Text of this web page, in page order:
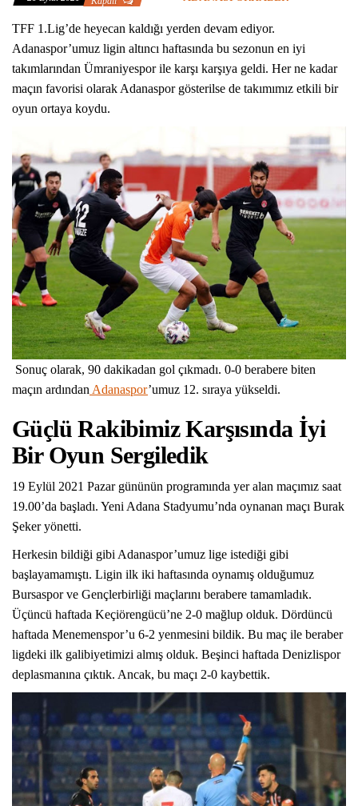
TFF 1.Lig’de heyecan kaldığı yerden devam ediyor.
Adanaspor’umuz ligin altıncı haftasında bu sezonun en iyi
takımlarından Ümraniyespor ile karşı karşıya geldi. Her ne kadar
maçın favorisi olarak Adanaspor gösterilse de takımımız etkili bir
oyun ortaya koydu.
Sonuç olarak, 90 dakikadan gol çıkmadı. 0-0 berabere biten
maçın ardından Adanaspor’umuz 12. sıraya yükseldi.
Güçlü Rakibimiz Karşısında İyi
Bir Oyun Sergiledik
19 Eylül 2021 Pazar gününün programında yer alan maçımız saat
19.00’da başladı. Yeni Adana Stadyumu’nda oynanan maçı Burak
Şeker yönetti.
Herkesin bildiği gibi Adanaspor’umuz lige istediği gibi
başlayamamıştı. Ligin ilk iki haftasında oynamış olduğumuz
Bursaspor ve Gençlerbirliği maçlarını berabere tamamladık.
Üçüncü haftada Keçiörengücü’ne 2-0 mağlup olduk. Dördüncü
haftada Menemenspor’u 6-2 yenmesini bildik. Bu maç ile beraber
ligdeki ilk galibiyetimizi almış olduk. Beşinci haftada Denizlispor
deplasmanına çıktık. Ancak, bu maçı 2-0 kaybettik.